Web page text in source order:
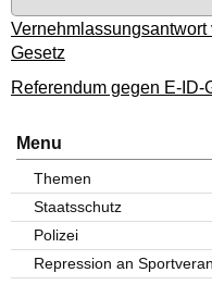
Gesetz
Referendum gegen E-ID-
Menu
Themen
Staatsschutz
Polizei
Repression an